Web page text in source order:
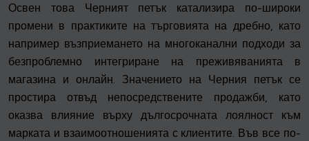
Освен това Черният петък катализира по-широки
промени в практиките на търговията на дребно, като
например възприемането на многоканални подходи за
безпроблемно интегриране на преживяванията в
магазина и онлайн. Значението на Черния петък се
простира отвъд непосредствените продажби, като
оказва влияние върху дългосрочната лоялност към
марката и взаимоотношенията с клиентите. Във все по-